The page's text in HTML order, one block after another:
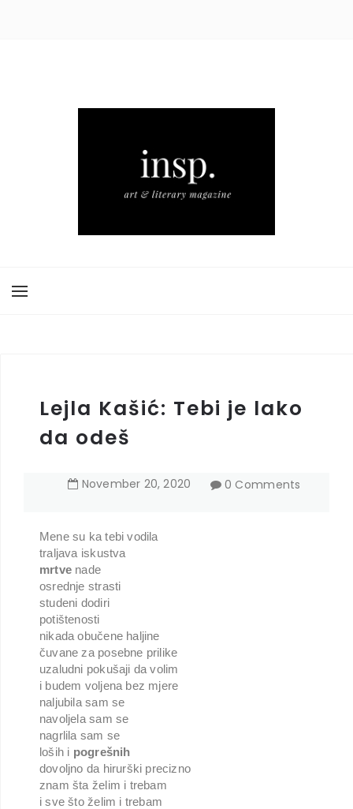
Lejla Kašić: Tebi je lako
da odeš
November 20,2020 0 Comments
Mene su ka tebi vodila
traljava iskustva
mrtve nade
osrednje strasti
studeni dodiri
potištenosti
nikada obučene haljine
čuvane za posebne prilike
uzaludni pokušaji da volim
i budem voljena bez mjere
naljubila sam se
navoljela sam se
nagrlila sam se
loših i pogrešnih
dovoljno da hirurški precizno
znam šta želim i trebam
i sve što želim i trebam